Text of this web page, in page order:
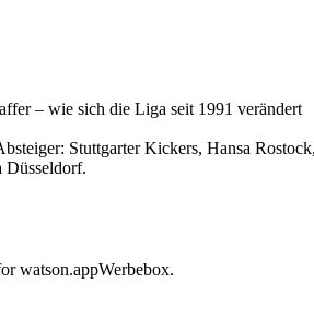
– wie sich die Liga seit 1991 verändert
Stuttgarter Kickers, Hansa
watson.appWerbebox.